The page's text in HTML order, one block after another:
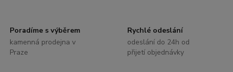
Poradíme s výběrem
kamenná prodejna v
Praze
Rychlé odeslání
odeslání do 24h od
přijetí objednávky